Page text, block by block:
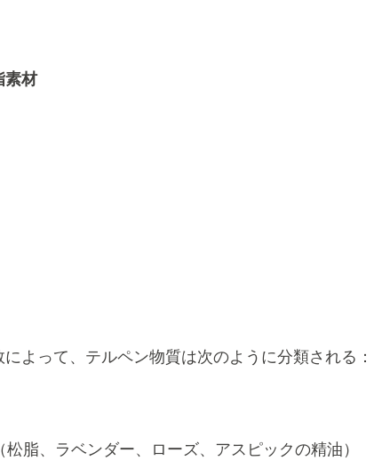
素材
よって、テルペン物質は次のように分類される：
脂、ラベンダー、ローズ、アスピックの精油）